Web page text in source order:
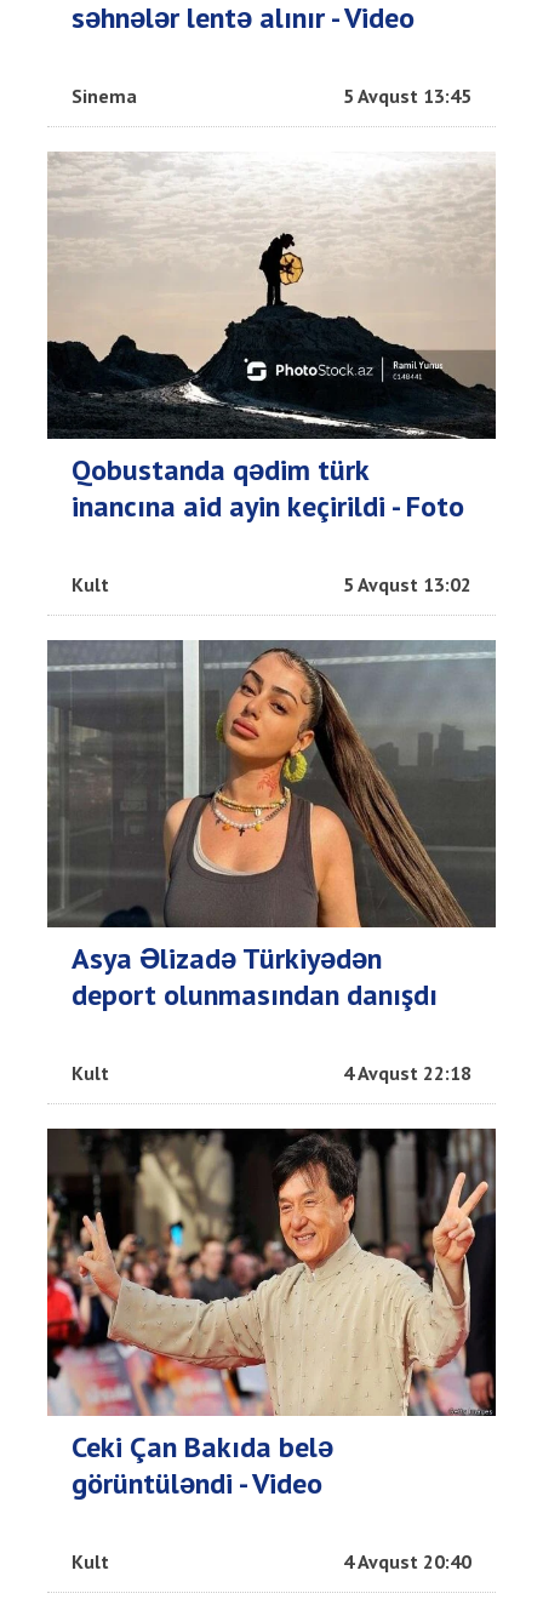
səhnələr lentə alınır - Video
Sinema 5 Avqust 13:45
Qobustanda qədim türk
inancına aid ayin keçirildi - Foto
Kult 5 Avqust 13:02
Asya Əlizadə Türkiyədən
deport olunmasından danışdı
Kult 4 Avqust 22:18
Ceki Çan Bakıda belə
görüntüləndi - Video
Kult 4 Avqust 20:40